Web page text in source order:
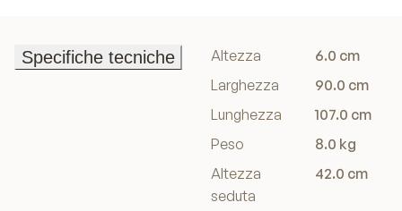
Specifiche tecniche
Altezza
6.0 cm
Larghezza
90.0 cm
Lunghezza
107.0 cm
Peso
8.0 kg
Altezza
seduta
42.0 cm